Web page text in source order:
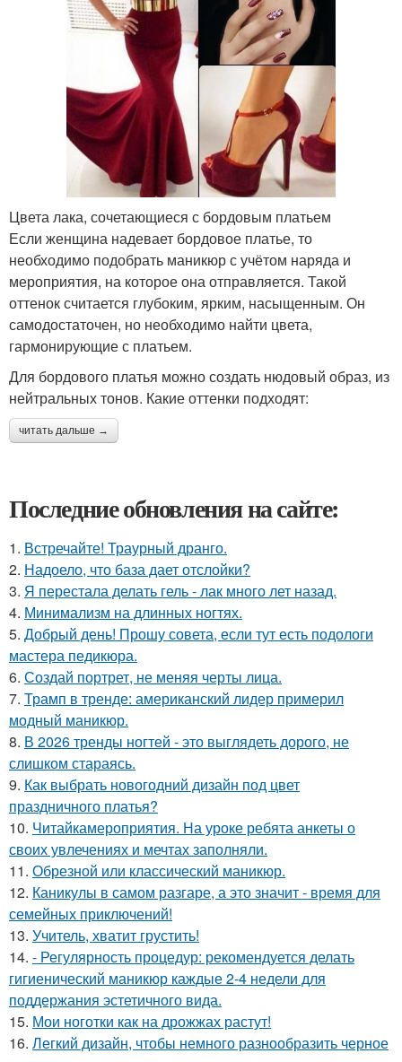
Цвета лака, сочетающиеся с бордовым платьем
Если женщина надевает бордовое платье, то
необходимо подобрать маникюр с учётом наряда и
мероприятия, на которое она отправляется. Такой
оттенок считается глубоким, ярким, насыщенным. Он
самодостаточен, но необходимо найти цвета,
гармонирующие с платьем.
Для бордового платья можно создать нюдовый образ, из
нейтральных тонов. Какие оттенки подходят:
читать дальше →
Последние обновления на сайте:
1. Встречайте! Траурный дранго.
2. Надоело, что база дает отслойки?
3. Я перестала делать гель - лак много лет назад.
4. Минимализм на длинных ногтях.
5. Добрый день! Прошу совета, если тут есть подологи
мастера педикюра.
6. Создай портрет, не меняя черты лица.
7. Трамп в тренде: американский лидер примерил
модный маникюр.
8. В 2026 тренды ногтей - это выглядеть дорого, не
слишком стараясь.
9. Как выбрать новогодний дизайн под цвет
праздничного платья?
10. Читайкамероприятия. На уроке ребята анкеты о
своих увлечениях и мечтах заполняли.
11. Обрезной или классический маникюр.
12. Каникулы в самом разгаре, а это значит - время для
семейных приключений!
13. Учитель, хватит грустить!
14. - Регулярность процедур: рекомендуется делать
гигиенический маникюр каждые 2-4 недели для
поддержания эстетичного вида.
15. Мои ноготки как на дрожжах растут!
16. Легкий дизайн, чтобы немного разнообразить черное